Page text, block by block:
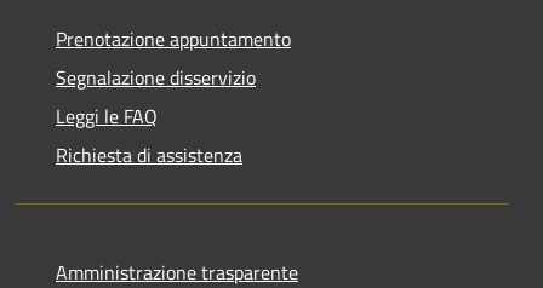
Prenotazione appuntamento
Segnalazione disservizio
Leggi le FAQ
Richiesta di assistenza
Amministrazione trasparente